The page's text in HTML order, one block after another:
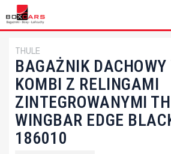
THULE
BAGAŻNIK
KOMBI Z RELINGAMI
ZINTEGROWANYMI
WINGBAR EDGE
186010